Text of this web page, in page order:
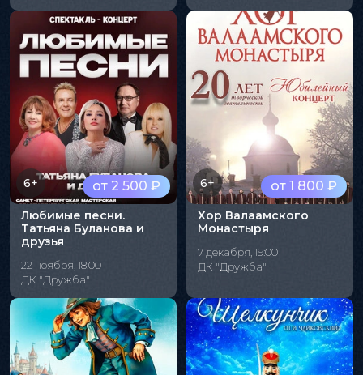
от 2 500 ₽
6+
Любимые песни.
Татьяна Буланова и
друзья
22 ноября, 18:00
ДК "Дружба"
от 1 800 ₽
6+
Хор Валаамского
Монастыря
7 декабря, 19:00
ДК "Дружба"